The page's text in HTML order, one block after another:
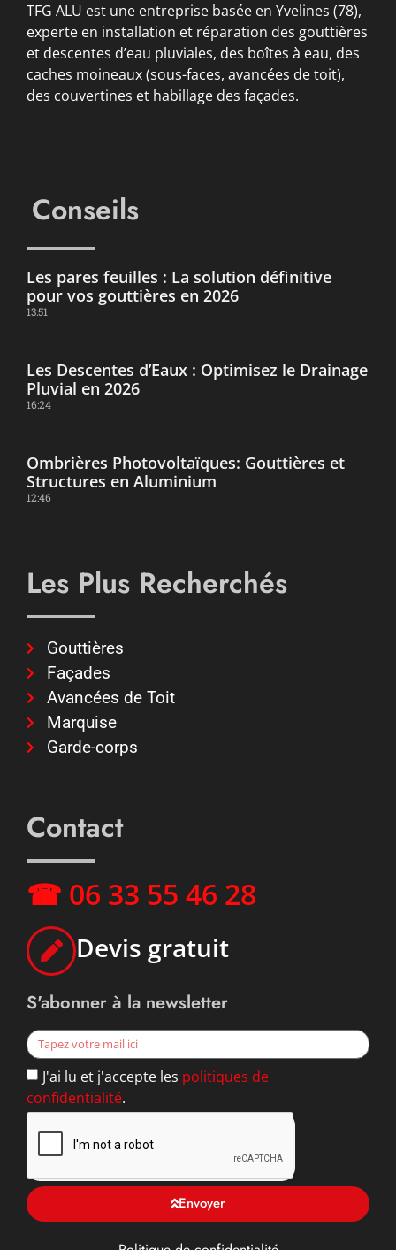
TFG ALU est une entreprise basée en Yvelines (78),
experte en installation et réparation des gouttières
et descentes d’eau pluviales, des boîtes à eau, des
caches moineaux (sous-faces, avancées de toit),
des couvertines et habillage des façades.
Conseils
Les pares feuilles : La solution définitive
pour vos gouttières en 2026
13:51
Les Descentes d’Eaux : Optimisez le Drainage
Pluvial en 2026
16:24
Ombrières Photovoltaïques: Gouttières et
Structures en Aluminium
12:46
Les Plus Recherchés
Gouttières
Façades
Avancées de Toit
Marquise
Garde-corps
Contact
☎ 06 33 55 46 28
Devis gratuit
S'abonner à la newsletter
J'ai lu et j'accepte les politiques de
confidentialité.
Envoyer